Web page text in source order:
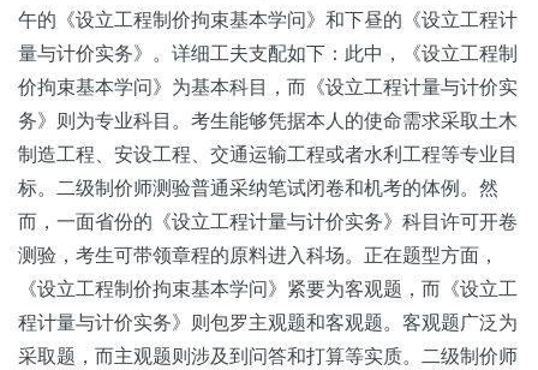
午的《设立工程制价拘束基本学问》和下昼的《设立工程计
量与计价实务》。详细工夫支配如下：此中，《设立工程制
价拘束基本学问》为基本科目，而《设立工程计量与计价实
务》则为专业科目。考生能够凭据本人的使命需求采取土木
制造工程、安设工程、交通运输工程或者水利工程等专业目
标。二级制价师测验普通采纳笔试闭卷和机考的体例。然
而，一面省份的《设立工程计量与计价实务》科目许可开卷
测验，考生可带领章程的原料进入科场。正在题型方面，
《设立工程制价拘束基本学问》紧要为客观题，而《设立工
程计量与计价实务》则包罗主观题和客观题。客观题广泛为
采取题，而主观题则涉及到问答和打算等实质。二级制价师